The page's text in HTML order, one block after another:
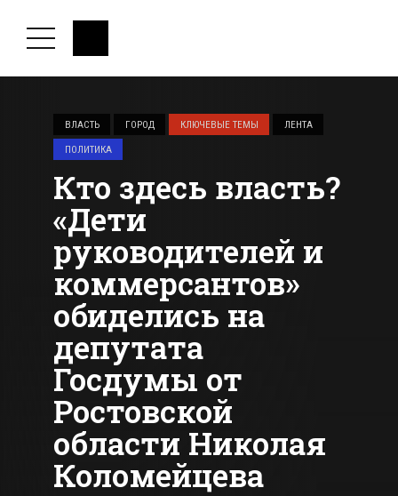
ВЛАСТЬ ГОРОД КЛЮЧЕВЫЕ ТЕМЫ ЛЕНТА
ПОЛИТИКА
Кто здесь власть?
«Дети
руководителей и
коммерсантов»
обиделись на
депутата
Госдумы от
Ростовской
области Николая
Коломейцева